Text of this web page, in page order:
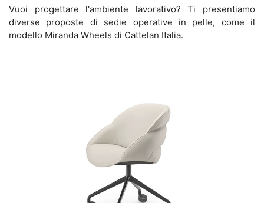
Vuoi progettare l'ambiente lavorativo? Ti presentiamo
diverse proposte di sedie operative in pelle, come il
modello Miranda Wheels di Cattelan Italia.